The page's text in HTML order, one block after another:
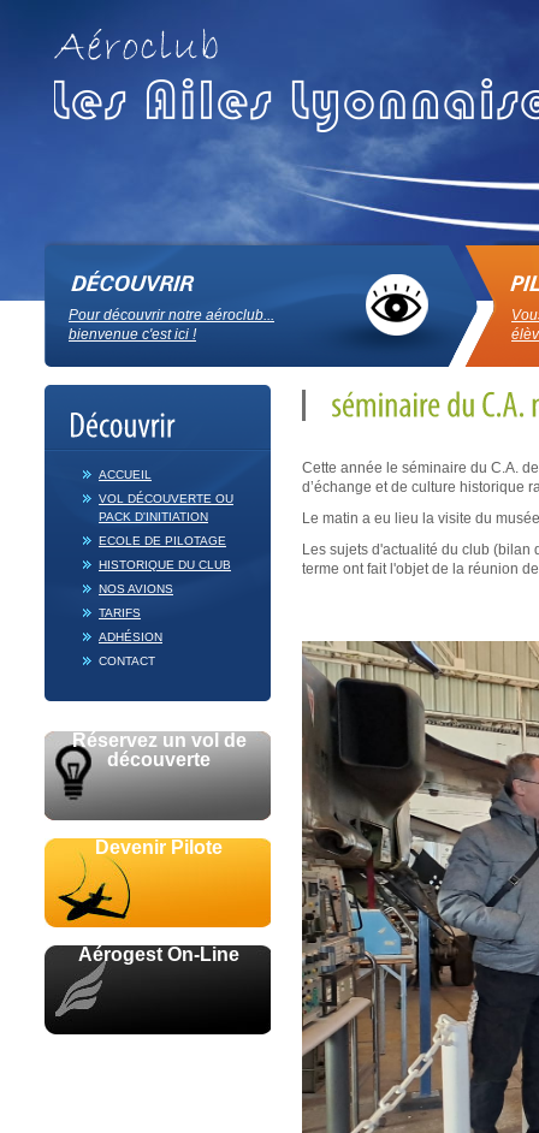
Pour découvrir notre aéroclub...
bienvenue c'est ici !
ACCUEIL
VOL DÉCOUVERTE OU
PACK D'INITIATION
ECOLE DE PILOTAGE
HISTORIQUE DU CLUB
NOS AVIONS
TARIFS
ADHÉSION
CONTACT
Réservez un vol de
découverte
Devenir Pilote
Aérogest On-Line
Cette année le séminaire du C.A.
d’échange et de culture historique
Le matin a eu lieu la visite du
Les sujets d'actualité du club
terme ont fait l'objet de la réunion